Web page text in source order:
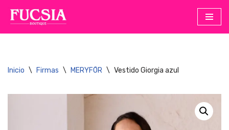
Saltar
Inicio \ Firmas \ MERYFŌR \ Vestido Giorgia azul